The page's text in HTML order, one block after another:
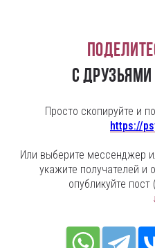
с
Просто скопируйте и
https://
Или выберите мессенджер
укажите получателей и
опубликуйте